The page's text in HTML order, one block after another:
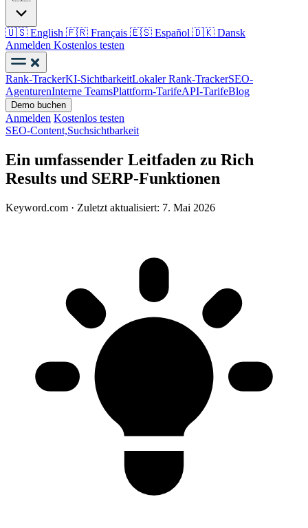
🇺🇸 English 🇫🇷 Français 🇪🇸 Español 🇩🇰 Dansk
Anmelden Kostenlos testen
Rank-TrackerKI-SichtbarkeitLokaler Rank-TrackerSEO-
AgenturenInterne TeamsPlattform-TarifeAPI-TarifeBlog
Demo buchen
Anmelden Kostenlos testen
SEO-Content,Suchsichtbarkeit
Ein umfassender Leitfaden zu Rich
Results und SERP-Funktionen
Keyword.com · Zuletzt aktualisiert: 7. Mai 2026